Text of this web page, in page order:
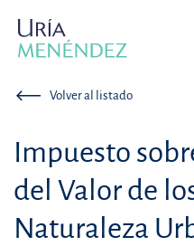
Volver al listado
Impuesto
del Valor de
Naturaleza